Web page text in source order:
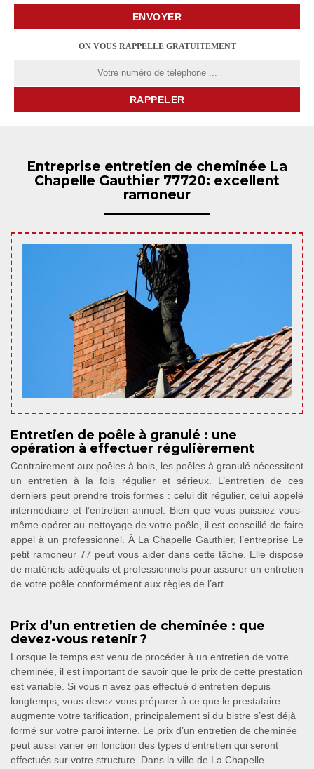
ON VOUS RAPPELLE GRATUITEMENT
Entreprise entretien de cheminée La
Chapelle Gauthier 77720: excellent
ramoneur
Entretien de poêle à granulé : une
opération à effectuer régulièrement
Contrairement aux poêles à bois, les poêles à granulé nécessitent
un entretien à la fois régulier et sérieux. L’entretien de ces
derniers peut prendre trois formes : celui dit régulier, celui appelé
intermédiaire et l’entretien annuel. Bien que vous puissiez vous-
même opérer au nettoyage de votre poêle, il est conseillé de faire
appel à un professionnel. À La Chapelle Gauthier, l’entreprise Le
petit ramoneur 77 peut vous aider dans cette tâche. Elle dispose
de matériels adéquats et professionnels pour assurer un entretien
de votre poêle conformément aux règles de l’art.
Prix d’un entretien de cheminée : que
devez-vous retenir ?
Lorsque le temps est venu de procéder à un entretien de votre
cheminée, il est important de savoir que le prix de cette prestation
est variable. Si vous n’avez pas effectué d’entretien depuis
longtemps, vous devez vous préparer à ce que le prestataire
augmente votre tarification, principalement si du bistre s’est déjà
formé sur votre paroi interne. Le prix d’un entretien de cheminée
peut aussi varier en fonction des types d’entretien qui seront
effectués sur votre structure. Dans la ville de La Chapelle